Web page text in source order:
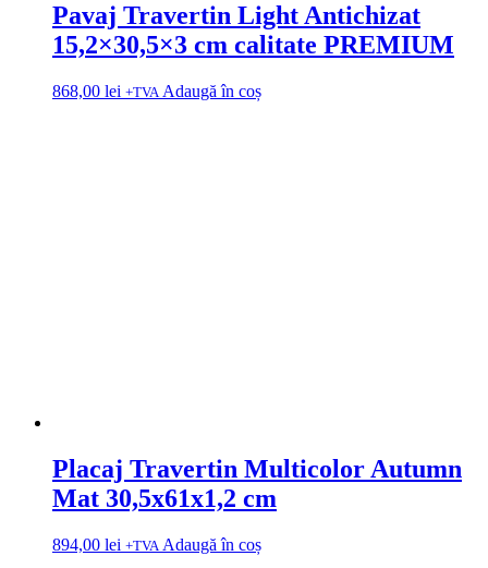
Pavaj Travertin Light Antichizat
15,2×30,5×3 cm calitate PREMIUM
868,00 lei +TVA Adaugă în coș
Placaj Travertin Multicolor Autumn
Mat 30,5x61x1,2 cm
894,00 lei +TVA Adaugă în coș